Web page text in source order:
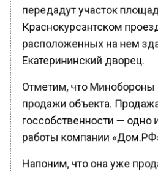
передадут участок
Краснокурсантском
расположенных на нем
Екатерининский дворец.
Отметим, что Минобороны
продажи объекта.
госсобственности — одно
работы компании
Напоним, что она уже